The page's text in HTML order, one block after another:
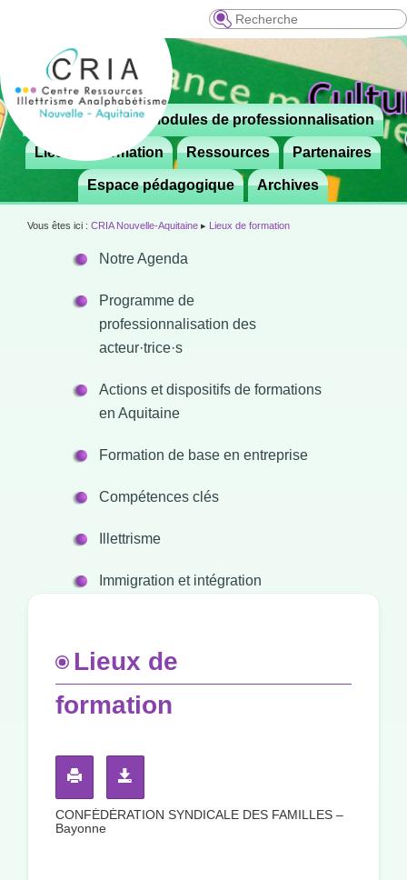
Recherche
Menu
principal
Aller
contenu
principal
 Le CRIA Modules de professionnalisation
Lieux de formation Ressources Partenaires
Espace pédagogique Archives
Vous êtes ici : CRIA Nouvelle-Aquitaine ▸ Lieux de formation
Notre Agenda
Programme de
professionnalisation des
acteur·trice·s
Actions et dispositifs de formations
en Aquitaine
Formation de base en entreprise
Compétences clés
Illettrisme
Immigration et intégration
Lieux de
formation
CONFÉDÉRATION SYNDICALE DES FAMILLES –
Bayonne